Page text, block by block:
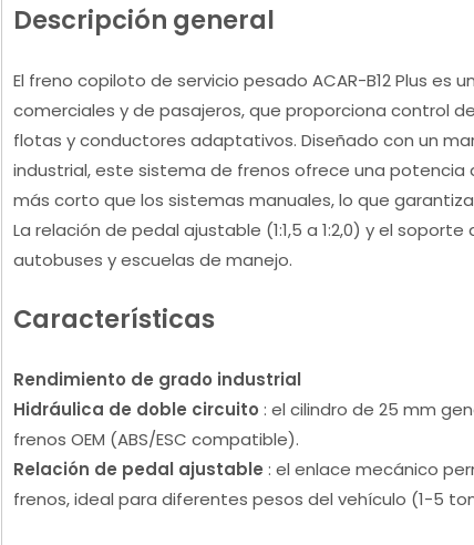
Descripción general
El freno copiloto de servicio pesado ACAR-B12 Plus
comerciales y de pasajeros, que proporciona control
flotas y conductores adaptativos. Diseñado con un
industrial, este sistema de frenos ofrece una
más corto que los sistemas manuales, lo que
La relación de pedal ajustable (1:1,5 a 1:2,0) y el
autobuses y escuelas de manejo.
Características
Rendimiento de grado industrial
Hidráulica de doble circuito : el cilindro de 25 mm
frenos OEM (ABS/ESC compatible).
Relación de pedal ajustable : el enlace mecánico
frenos, ideal para diferentes pesos del vehículo (1-5